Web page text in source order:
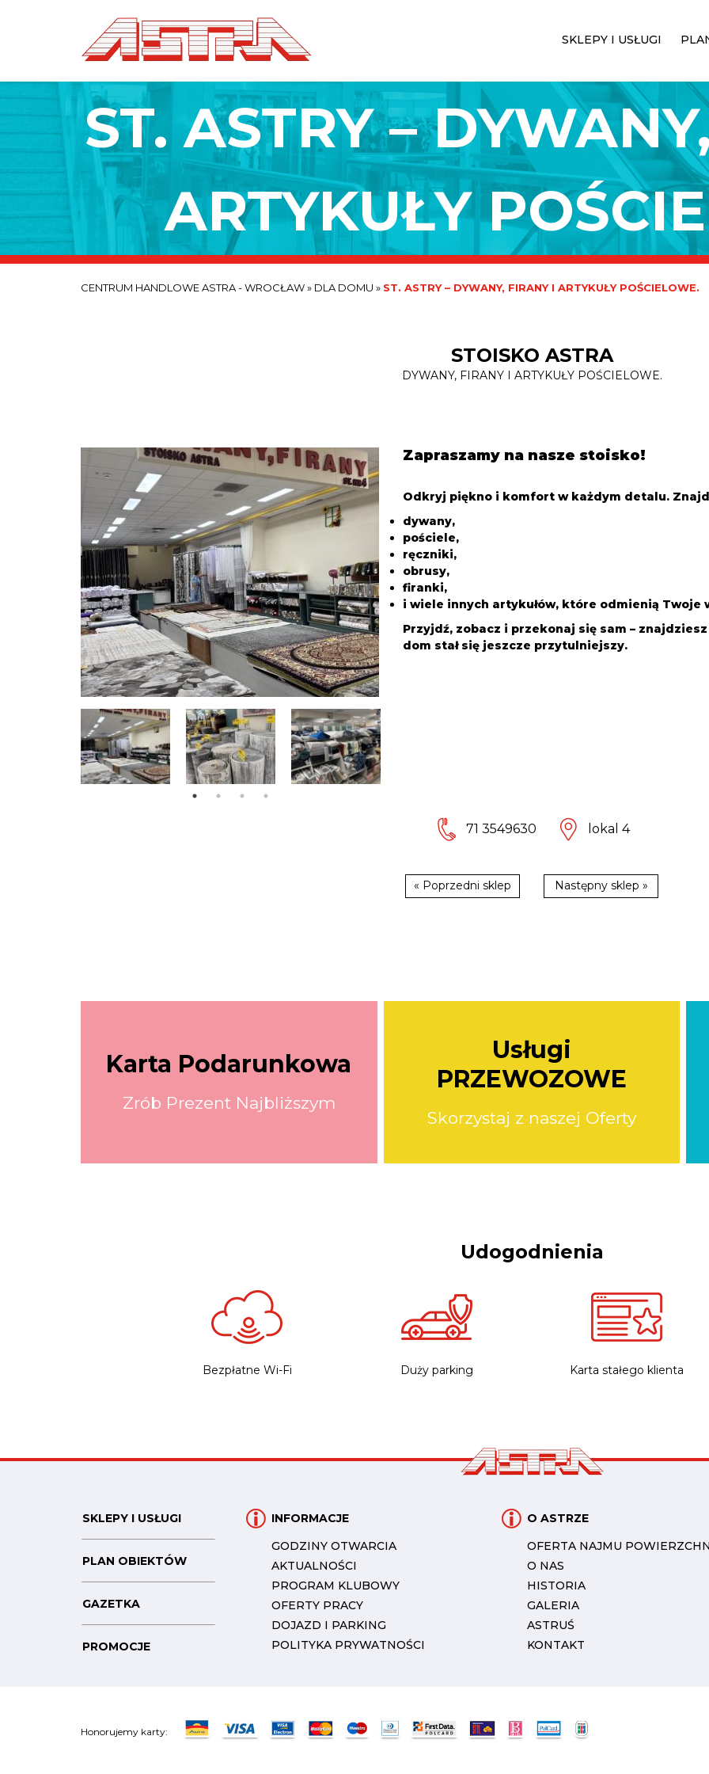
SKLEPY I USŁUGI
ST. ASTRY –
ARTYKUŁY
CENTRUM HANDLOWE ASTRA - WROCŁAW» DLA DOMU » ST. ASTRY – DYWANY, FIRANY I ARTYKUŁY POŚCIELOWE.
STOISKO ASTRA
DYWANY, FIRANY I ARTYKUŁY POŚCIELOWE.
Zapraszamy na nasze stoisko!
Odkryj piękno i komfort w każdym detalu.
dywany,
pościele,
ręczniki,
obrusy,
firanki,
i wiele innych artykułów, które odmienią Twoje
Przyjdź, zobacz i przekonaj się sam –
dom stał się jeszcze przytulniejszy.
71 3549630 lokal 4
« Poprzedni sklep Następny sklep »
Karta Podarunkowa
Zrób Prezent Najbliższym
Usługi
PRZEWOZOWE
Skorzystaj z naszej Oferty
Udogodnienia
Bezpłatne Wi-Fi Duży parking Karta stałego klienta
SKLEPY I USŁUGI
PLAN OBIEKTÓW
GAZETKA
PROMOCJE
INFORMACJE
GODZINY OTWARCIA
AKTUALNOŚCI
PROGRAM KLUBOWY
OFERTY PRACY
DOJAZD I PARKING
POLITYKA PRYWATNOŚCI
O ASTRZE
OFERTA NAJMU
O NAS
HISTORIA
GALERIA
ASTRUŚ
KONTAKT
Honorujemy karty: